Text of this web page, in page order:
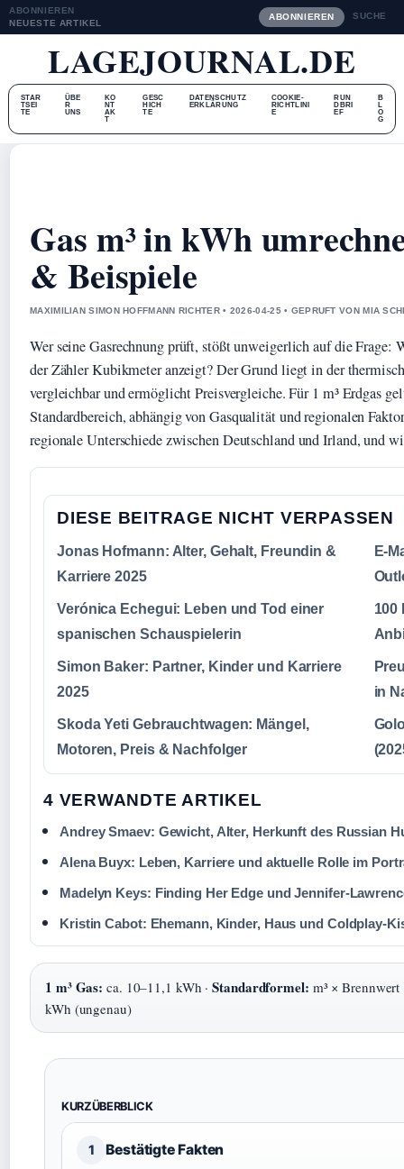
ABONNIEREN
NEUESTE ARTIKEL
ABONNIEREN SUCHE
LAGEJOURNAL.DE
STAR
TSEI
TE
ÜBE
R
UNS
KO
NT
AK
T
GESC
HICH
TE
DATENSCHUTZ
ERKLÄRUNG
COOKIE-
RICHTLINI
E
RUN
DBRI
EF
B
L
O
G
Gas m³ in kWh
& Beispiele
MAXIMILIAN SIMON HOFFMANN RICHTER • 2026-04-25 • GEPRUFT VON MIA
Wer seine Gasrechnung prüft, stößt unweigerlich auf die
der Zähler Kubikmeter anzeigt? Der Grund liegt in der
vergleichbar und ermöglicht Preisvergleiche. Für 1 m³ Erdgas
Standardbereich, abhängig von Gasqualität und regionalen
regionale Unterschiede zwischen Deutschland und Irland, und
DIESE BEITRAGE NICHT VERPASSEN
Jonas Hofmann: Alter, Gehalt, Freundin &
Karriere 2025
E-
Verónica Echegui: Leben und Tod einer
spanischen Schauspielerin
100
Simon Baker: Partner, Kinder und Karriere
2025
in
Skoda Yeti Gebrauchtwagen: Mängel,
Motoren, Preis & Nachfolger
4 VERWANDTE ARTIKEL
Andrey Smaev: Gewicht, Alter, Herkunft des Russian
Alena Buyx: Leben, Karriere und aktuelle Rolle im
Madelyn Keys: Finding Her Edge und Jennifer-
Kristin Cabot: Ehemann, Kinder, Haus und Coldplay-
1 m³ Gas: ca. 10–11,1 kWh ·Standardformel: m³ ×
kWh (ungenau)
KURZÜBERBLICK
1 Bestätigte Fakten